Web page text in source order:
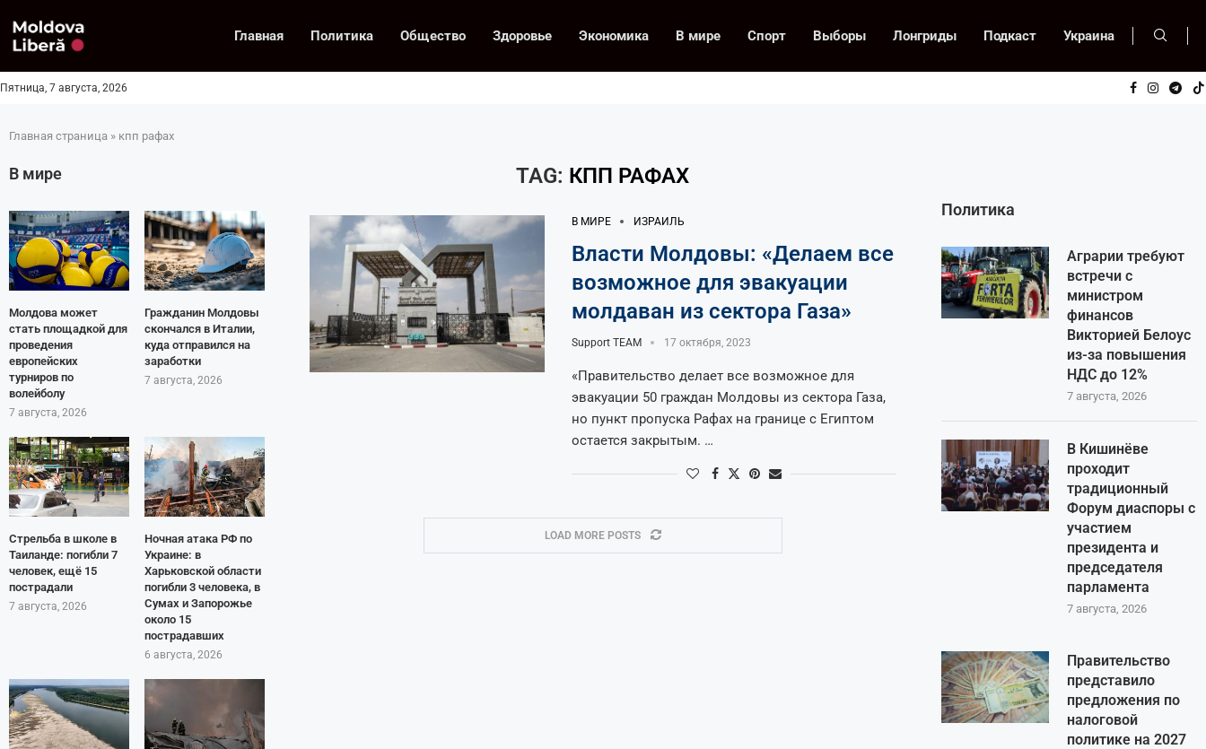
Главная Политика Общество Здоровье Экономика В мире Спорт Выборы Лонгриды Подкаст Украина
Пятница, 7 августа, 2026
Главная страница » кпп рафах
TAG: КПП РАФАХ
В МИРЕ ИЗРАИЛЬ
Власти Молдовы: «Делаем все
возможное для эвакуации
молдаван из сектора Газа»
Support TEAM 17 октября, 2023
«Правительство делает все возможное для
эвакуации 50 граждан Молдовы из сектора Газа,
но пункт пропуска Рафах на границе с Египтом
остается закрытым. …
LOAD MORE POSTS
Политика
Аграрии требуют
встречи с
министром
финансов
Викторией Белоус
из-за повышения
НДС до 12%
7 августа, 2026
В Кишинёве
проходит
традиционный
Форум диаспоры с
участием
президента и
председателя
парламента
7 августа, 2026
Правительство
представило
предложения по
налоговой
политике на 2027
В мире
Молдова может
стать площадкой для
проведения
европейских
турниров по
волейболу
7 августа, 2026
Гражданин Молдовы
скончался в Италии,
куда отправился на
заработки
7 августа, 2026
Стрельба в школе в
Таиланде: погибли 7
человек, ещё 15
пострадали
7 августа, 2026
Ночная атака РФ по
Украине: в
Харьковской области
погибли 3 человека, в
Сумах и Запорожье
около 15
пострадавших
6 августа, 2026